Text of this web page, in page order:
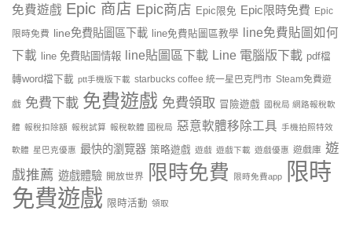
免費遊戲 Epic 商店 Epic商店 Epic限免 Epic限時免費 Epic
限時免費 line免費貼圖區下載 line免費貼圖區教學
line免費貼圖如何
下載 line 免費貼圖情報 line貼圖區下載 Line 電腦版下載 pdf檔
轉word檔下載 ptt手機版下載 starbucks coffee 統一星巴克門市 Steam免費遊
戲 免費下載 免費遊戲 免費領取 冒險遊戲 國稅局 網路報稅軟
體 報稅扣除額 報稅試算 報稅軟體 國稅局 惡意軟體移除工具 手機拍照特效
軟體 星巴克優惠 最快的瀏覽器 策略遊戲 遊戲 遊戲下載 遊戲優惠 遊戲庫 遊
戲推薦 遊戲體驗 開放世界 限時免費 限時免費app
限時
免費遊戲 限時活動 領取